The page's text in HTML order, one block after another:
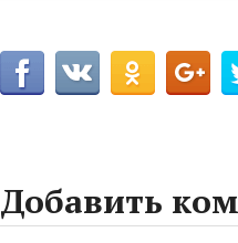
Добавить